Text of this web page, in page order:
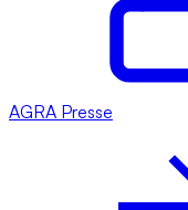
AGRA Presse